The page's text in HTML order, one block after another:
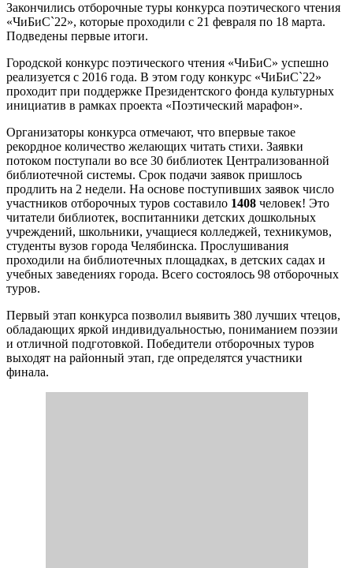
Закончились отборочные туры конкурса поэтического чтения
«ЧиБиС`22», которые проходили с 21 февраля по 18 марта.
Подведены первые итоги.
Городской конкурс поэтического чтения «ЧиБиС» успешно
реализуется с 2016 года. В этом году конкурс «ЧиБиС`22»
проходит при поддержке Президентского фонда культурных
инициатив в рамках проекта «Поэтический марафон».
Организаторы конкурса отмечают, что впервые такое
рекордное количество желающих читать стихи. Заявки
потоком поступали во все 30 библиотек Централизованной
библиотечной системы. Срок подачи заявок пришлось
продлить на 2 недели. На основе поступивших заявок число
участников отборочных туров составило 1408 человек! Это
читатели библиотек, воспитанники детских дошкольных
учреждений, школьники, учащиеся колледжей, техникумов,
студенты вузов города Челябинска. Прослушивания
проходили на библиотечных площадках, в детских садах и
учебных заведениях города. Всего состоялось 98 отборочных
туров.
Первый этап конкурса позволил выявить 380 лучших чтецов,
обладающих яркой индивидуальностью, пониманием поэзии
и отличной подготовкой. Победители отборочных туров
выходят на районный этап, где определятся участники
финала.